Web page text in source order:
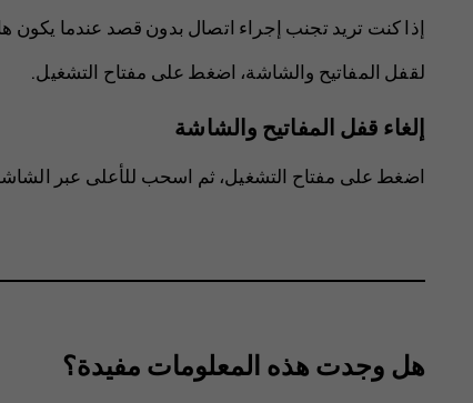
إذا كنت تريد تجنب إجراء اتصال بدون قصد عندما يكون
لقفل المفاتيح والشاشة، اضغط على مفتاح التشغيل.
إلغاء قفل المفاتيح والشاشة
اضغط على مفتاح التشغيل، ثم اسحب للأعلى عبر
هل وجدت هذه المعلومات مفيدة؟